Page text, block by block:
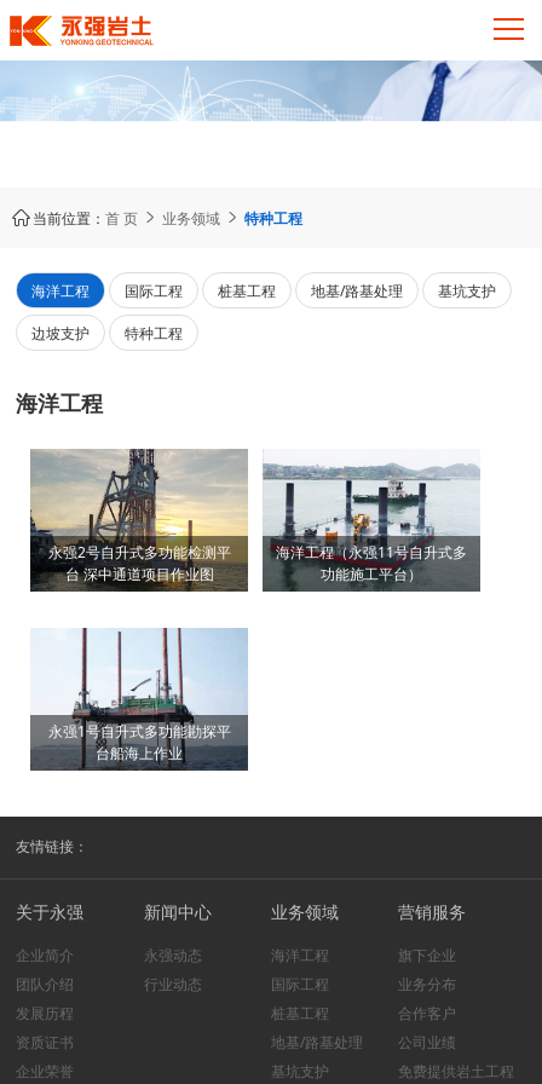
当前位置： 首 页  业务领域  特种工程
海洋工程 国际工程 桩基工程 地基/路基处理 基坑支护
边坡支护 特种工程
海洋工程
永强2号自升式多功能检测平
台 深中通道项目作业图
海洋工程（永强11号自升式多
功能施工平台）
永强1号自升式多功能勘探平
台船海上作业
友情链接：
关于永强
企业简介
团队介绍
发展历程
资质证书
企业荣誉
新闻中心
永强动态
行业动态
业务领域
海洋工程
国际工程
桩基工程
地基/路基处理
基坑支护
营销服务
旗下企业
业务分布
合作客户
公司业绩
免费提供岩土工程